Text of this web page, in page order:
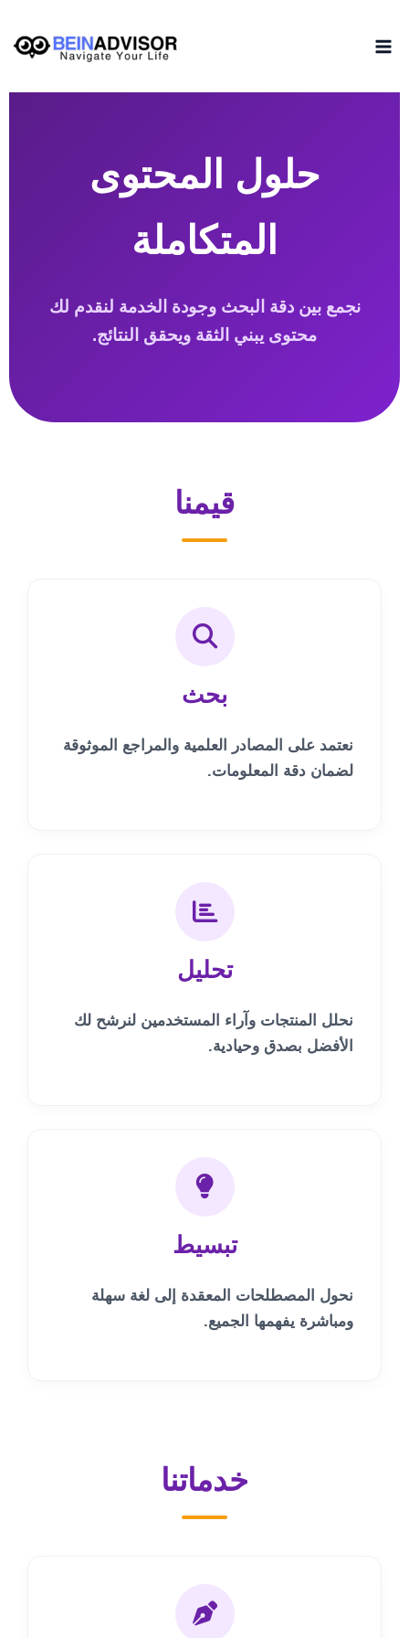
حلول المحتوى
المتكاملة
نجمع بين دقة البحث وجودة الخدمة لنقدم لك
محتوى يبني الثقة ويحقق النتائج.
قيمنا
بحث
نعتمد على المصادر العلمية والمراجع الموثوقة
لضمان دقة المعلومات.
تحليل
نحلل المنتجات وآراء المستخدمين لنرشح لك
الأفضل بصدق وحيادية.
تبسيط
نحول المصطلحات المعقدة إلى لغة سهلة
ومباشرة يفهمها الجميع.
خدماتنا